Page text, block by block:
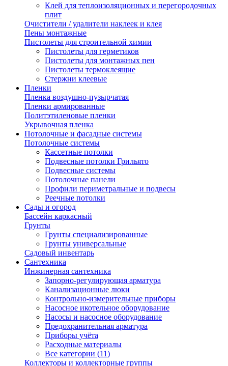
Клей для теплоизоляционных и перегородочных
плит
Очистители / удалители наклеек и клея
Пены монтажные
Пистолеты для строительной химии
Пистолеты для герметиков
Пистолеты для монтажных пен
Пистолеты термоклеящие
Стержни клеевые
Пленки
Пленка воздушно-пузырчатая
Пленки армированные
Политэтиленовые пленки
Укрывочная пленка
Потолочные и фасадные системы
Потолочные системы
Кассетные потолки
Подвесные потолки Грильято
Подвесные системы
Потолочные панели
Профили периметральные и подвесы
Реечные потолки
Сады и огород
Бассейн каркасный
Грунты
Грунты специализированные
Грунты универсальные
Садовый инвентарь
Сантехника
Инжинерная сантехника
Запорно-регулирующая арматура
Канализационные люки
Контрольно-измерительные приборы
Насосное икотельное оборудование
Насосы и насосное оборудование
Предохранительная арматура
Приборы учёта
Расходные материалы
Все категории (11)
Коллекторы и коллекторные группы